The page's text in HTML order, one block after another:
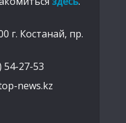
г. Костанай, пр.
54-27-53
news.kz